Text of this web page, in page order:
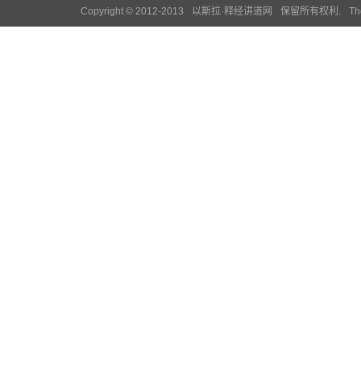
Copyright © 2012-2013 以斯拉·释经讲道网 保留所有权利.